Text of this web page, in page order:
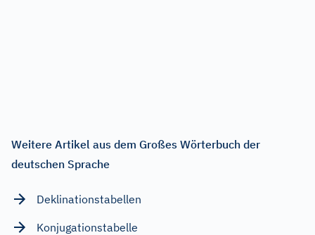
Weitere Artikel aus dem Großes Wörterbuch der
deutschen Sprache
Deklinationstabellen
Konjugationstabelle